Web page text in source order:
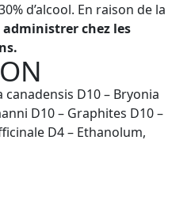
d’alcool. En raison de la
administrer chez les
D10 – Bryonia
D10 – Graphites D10 –
D4 – Ethanolum,